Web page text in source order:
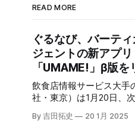
READ MORE
ぐるなび、バーテ
ジェントの新アプリ
「UMAME!」β版を
飲食店情報サービス大手
社・東京）は1月20日、
プロジェクト」の初成果
By 吉田拓史 20 1月 2025